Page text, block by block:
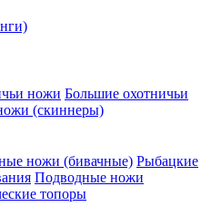
ножи Большие охотничьи
(скиннеры)
ножи (бивачные) Рыбацкие
Подводные ножи
топоры